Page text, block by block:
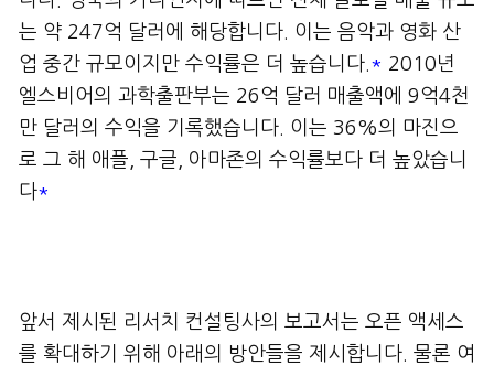
는 약 247억 달러에 해당합니다. 이는 음악과 영화 산
업 중간 규모이지만 수익률은 더 높습니다. * 2010년
엘스비어의 과학출판부는 26억 달러 매출액에 9억4천
만 달러의 수익을 기록했습니다. 이는 36%의 마진으
로 그 해 애플, 구글, 아마존의 수익률보다 더 높았습니
다*
앞서 제시된 리서치 컨설팅사의 보고서는 오픈 액세스
를 확대하기 위해 아래의 방안들을 제시합니다. 물론 여